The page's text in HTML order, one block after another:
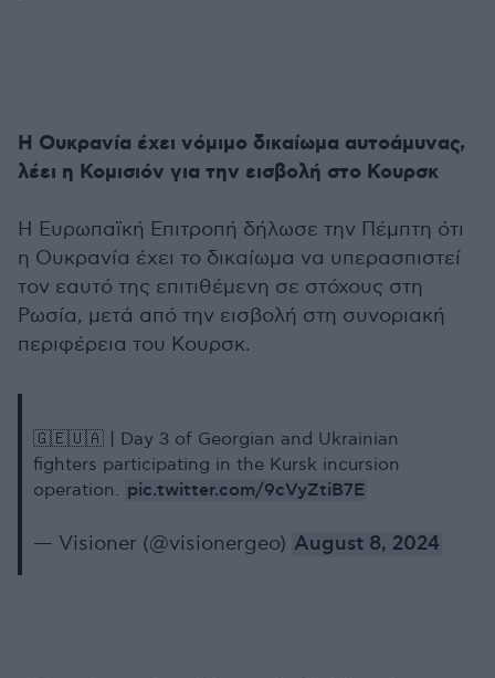
Η Ουκρανία έχει νόμιμο δικαίωμα αυτοάμυνας,
λέει η Κομισιόν για την εισβολή στο Κουρσκ
Η Ευρωπαϊκή Επιτροπή δήλωσε την Πέμπτη ότι
η Ουκρανία έχει το δικαίωμα να υπερασπιστεί
τον εαυτό της επιτιθέμενη σε στόχους στη
Ρωσία, μετά από την εισβολή στη συνοριακή
περιφέρεια του Κουρσκ.
🇬🇪🇺🇦 | Day 3 of Georgian and Ukrainian
fighters participating in the Kursk incursion
operation. pic.twitter.com/9cVyZtiB7E
— Visioner (@visionergeo) August 8, 2024